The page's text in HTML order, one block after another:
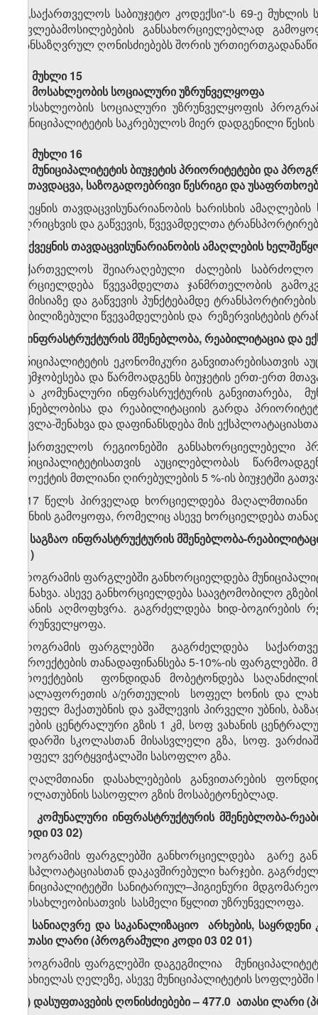
2.„საქართველოს საბიუჯეტო კოდექსი“-ს 69-ე
უფლებამოსილებების განსახორციელებლად
განსაზღვრულ ღონისძიებებს შორის
მუხლი 15
მოსახლეობის სოციალური უზრუნველყოფა
მოსახლეობის სოციალური უზრუნველყოფის
მუნიციპალიტეტის საკრებულოს მიერ დადგენილი
მუხლი 16
მუნიციპალიტეტის ბიუჯეტის პრიორიტეტები და
1.თავდაცვა, საზოგადოებრივი წესრიგი და
ქვეყნის თავდაცვისუნარიანობის ხარისხის
აღრიცხვის და გაწვევის, წვევამდელთა
ა) ქვეყნის თავდაცვისუნარიანობის ამაღლების
საქართველოს შეიარაღებული ძალების საბრძოლო
ხორციელდება წვევამდელთა ჯანმრთელობის
კომისიაზე და გაწვევის პუნქტებამდე
მობილიზებული წვევამდელების და რეზერვისტების
2.ინფრასტრუქტურის მშენებლობა, რეაბილიტაცია და
მუნიციპალიტეტის ეკონომიკური
გაუმჯობესება და წარმოადგენს ბიუჯეტის ერთ-ერთ
და კომუნალური ინფრასრუქტურის განვითარება,
მშენებლობისა და რეაბილიტაციის გარდა
მოვლა-შენახვა და დაფინანსდება მის
საქართველოს რეგიონებში განსახორციელებელი
მუნიციპალიტეტისათვის აუცილებლობას
პროექტის მთლიანი ღირებულების 5 %-ის ბიუჯეტში
2017 წელს პირველად ხორციელდება მაღალმთიანი
თანხის გამოყოფა, რომელიც ასევე ხორციელდება
ა) საგზაო ინფრასტრუქტურის მშენებლობა-
01)
პროგრამის ფარგლებში განხორციელდება
შენახვა. ასევე განხორციელდება საავტომობილო
ზიანის აღმოფხვრა. გაგრძელდება ხიდ-
უზრუნველყოფა.
პროგრამის ფარგლებში გაგრძელდება
პროექტების თანადაფინანსება 5-10%-ის
პროექტების ფონდიდან მობეტონდება
წყალაფორეთის ა/ერთეულის სოფელ ხონის და
სოფელ მაქათუბნის და ვაშლევის პირველი უბნის,
ქვების ცენტრალური გზის 1 კმ, სოფ ვახანის
ხიდარში სკოლასთან მისასვლელი გზა, სოფ.
სოფელ ვერტყვიჭალაში სასოფლო გზა.
მაღალმთიანი დასახლებების განვითარების
გოლათუბნის სასოფლო გზის მოსაბეტონებლად.
ბ) კომუნალური ინფრასტრუქტურის მშენებლობა-
კოდი 03 02)
პროგრამის ფარგლებში განხორციელდება გარე
ექსპლოატაციასთან დაკავშირებული ხარჯები.
მუნიციპალიტეტში სანიტარიულ–ჰიგიენური
მოსახლეობისათვის სასმელი წყლით უზრუნველოფა.
სანიაღვრე და საკანალიზაციო არხების, საყრდენი
ათასი ლარი(პროგრამული კოდი 03 0201)
პროგრამის ფარგლებში დაგეგმილია
რახიელას ღელეზე, ასევე მუნიციპალიტეტის სოფლებში
დ) დასუფთავების ღონისძიებები–477.0 ათასი ლარი